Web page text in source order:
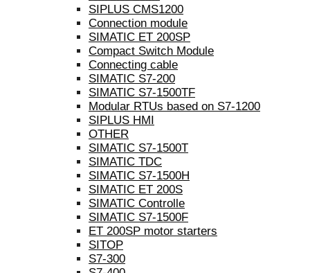
SIPLUS CMS1200
Connection module
SIMATIC ET 200SP
Compact Switch Module
Connecting cable
SIMATIC S7-200
SIMATIC S7-1500TF
Modular RTUs based on S7-1200
SIPLUS HMI
OTHER
SIMATIC S7-1500T
SIMATIC TDC
SIMATIC S7-1500H
SIMATIC ET 200S
SIMATIC Controlle
SIMATIC S7-1500F
ET 200SP motor starters
SITOP
S7-300